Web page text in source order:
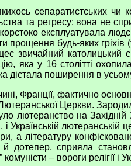
сепаратистських чи
та регресу: вона не
експлуатувала
будь-яких гріхів
звичайний
у 16 столітті
дістала поширення в усьому
Франції, фактично
Церкви.
на Західній
лютеранській
а літературу
сприяла
– вороги релігії і